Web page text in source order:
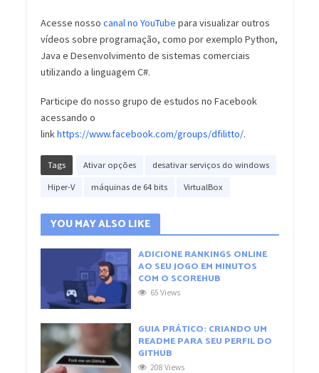
Acesse nosso canal no YouTube para visualizar outros
vídeos sobre programação, como por exemplo Python,
Java e Desenvolvimento de sistemas comerciais
utilizando a linguagem C#.
Participe do nosso grupo de estudos no Facebook
acessando o
linkhttps://www.facebook.com/groups/dfilitto/.
Tags Ativar opções desativar serviços do windows
Hiper-V máquinas de 64 bits VirtualBox
YOU MAY ALSO LIKE
ADICIONE RANKINGS ONLINE
AO SEU JOGO EM MINUTOS
COM O SCOREHUB
65 Views
GUIA PRÁTICO: CRIANDO UM
README PARA SEU PERFIL DO
GITHUB
208 Views